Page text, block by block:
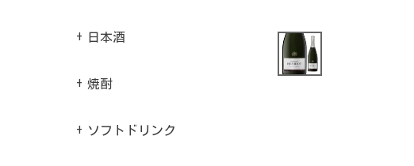
日本酒
焼酎
ソフトドリンク